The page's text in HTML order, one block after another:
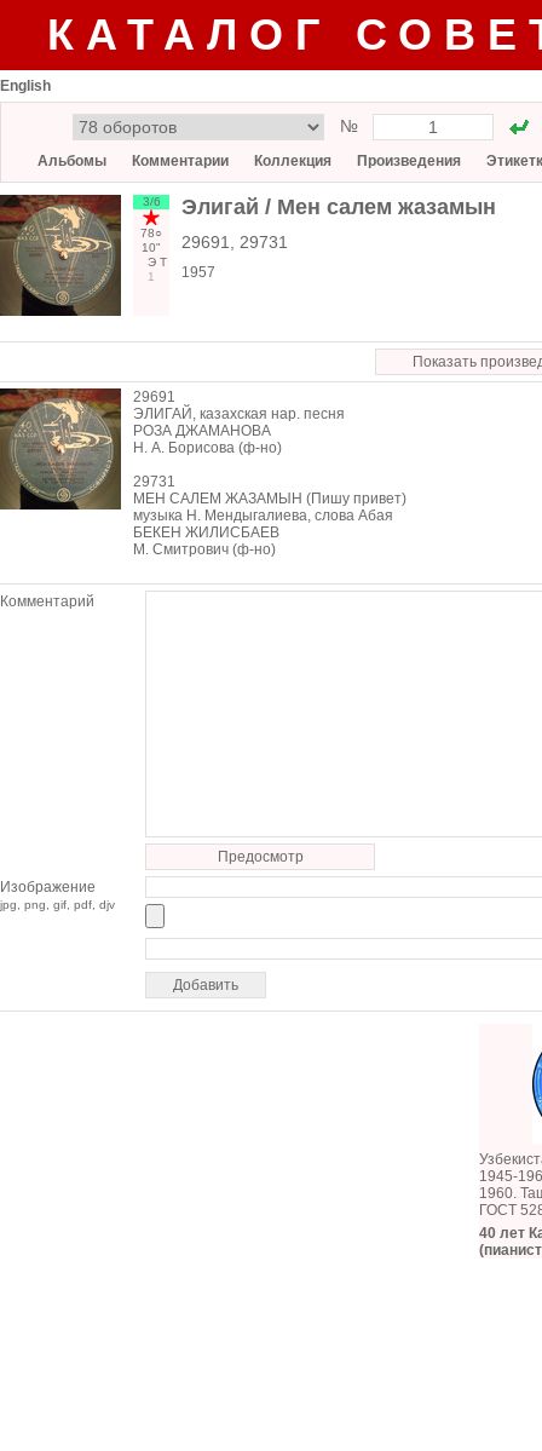
КАТАЛОГ
English
№
Альбомы Комментарии Коллекция Произведения
3/6
78○
10"
Э Т
1
Элигай / Мен салем жазамын
29691, 29731
1957
Показать
29691
ЭЛИГАЙ, казахская нар. песня
РОЗА ДЖАМАНОВА
Н. А. Борисова (ф-но)
29731
МЕН САЛЕМ ЖАЗАМЫН (Пишу привет)
музыка Н. Мендыгалиева, слова Абая
БЕКЕН ЖИЛИСБАЕВ
М. Смитрович (ф-но)
Комментарий
Предосмотр
Изображение
jpg, png, gif, pdf, djv
1945-
1960.
ГОСТ
40 лет